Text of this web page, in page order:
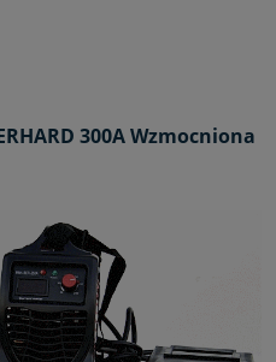
300A Wzmocniona